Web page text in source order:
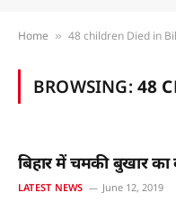
Home » 48 children Died in
BROWSING: 48
बिहार में चमकी बुखार
LATEST NEWS June 12, 2019